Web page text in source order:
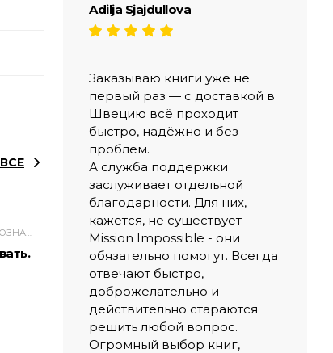
НАУЧНО-ПОПУЛЯРНАЯ И ПОЗНАВАТЕЛЬНАЯ ЛИТЕРАТУРА
Adilja Sjajdullova
Заказываю книги уже не
первый раз — с доставкой в
Швецию всё проходит
быстро, надёжно и без
проблем.
А служба поддержки
заслуживает отдельной
благодарности. Для них,
кажется, не существует
Mission Impossible - они
обязательно помогут. Всегда
отвечают быстро,
доброжелательно и
действительно стараются
решить любой вопрос.
Огромный выбор книг,